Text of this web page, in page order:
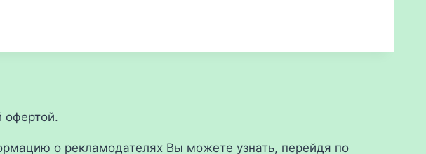
офертой.
о рекламодателях Вы можете узнать, перейдя по